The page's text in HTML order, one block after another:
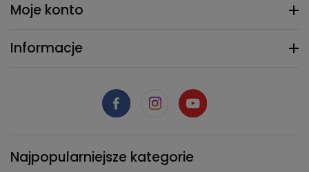
Moje konto
Informacje
Najpopularniejsze kategorie